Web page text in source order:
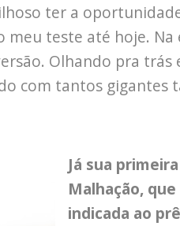
ter a
teste até hoje. Na
Olhando pra trás
com tantos gigantes
Já sua
Malhação,
indicada ao